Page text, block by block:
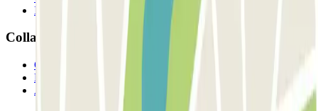
I Nostri Parcheggi
Collaboriamo?
Collaboratori
Proprietari di parcheggio
Affiliati